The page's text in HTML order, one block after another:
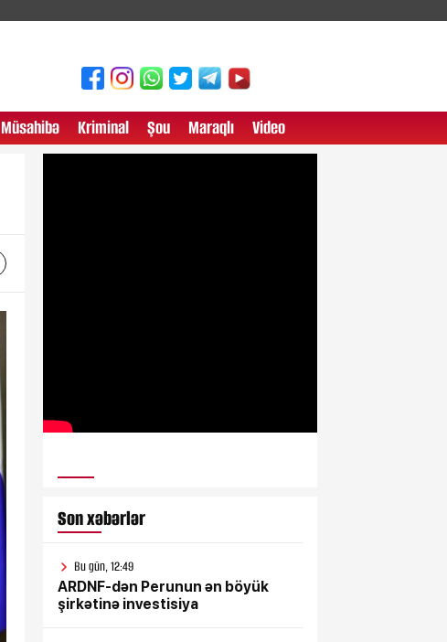
Müsahibə Kriminal Şou Maraqlı Video
Son xəbərlər
Bu gün, 12:49
ARDNF-dən Perunun ən böyük
şirkətinə investisiya